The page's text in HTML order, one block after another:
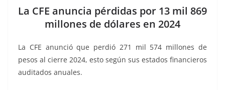
e
b
o
o
k
er l s
A
p
p
e
n
g
er
gr
a
m
p
ar
tir
La CFE anuncia pérdidas por 13 mil 869
millones de dólares en 2024
La CFE anunció que perdió 271 mil 574 millones de
pesos al cierre 2024, esto según sus estados financieros
auditados anuales.